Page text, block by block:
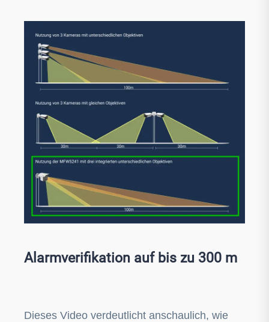
Alarmverifikation auf bis zu 300 m
Dieses Video verdeutlicht anschaulich, wie